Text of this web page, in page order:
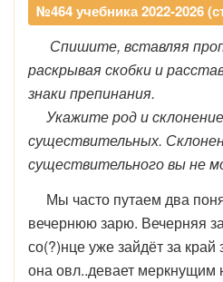
№464 учебника 2022-2026
Спишите, вставляя
раскрывая скобки и
знаки препинания.
Укажите род и
существительных.
существительного вы не
Мы часто путаем два
вечернюю зарю. Вечерняя
со(?)нце уже зайдёт за край
она овл..девает меркнущим